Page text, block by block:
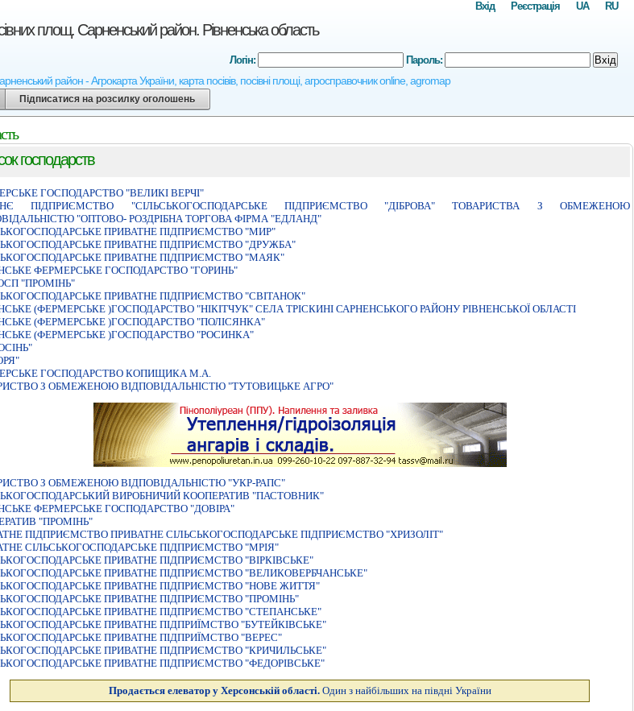
площ. Сарненський район. Рівненська область
район - Агрокарта України, карта посівів, посівні площі, агросправочник online, agromap
RU
UA
Реєстрація
Вхід
Логін: Пароль: Вхід
Підписатися на розсилку оголошень
господарств
ГОСПОДАРСТВО "ВЕЛИКI ВЕРЧI"
ПIДПРИЄМСТВО "СIЛЬСЬКОГОСПОДАРСЬКЕ ПIДПРИЄМСТВО "ДIБРОВА" ТОВАРИСТВА З ОБМЕЖЕНОЮ
"ОПТОВО- РОЗДРIБНА ТОРГОВА ФIРМА "ЕДЛАНД"
ПРИВАТНЕ ПIДПРИЄМСТВО "МИР"
ПРИВАТНЕ ПIДПРИЄМСТВО "ДРУЖБА"
ПРИВАТНЕ ПІДПРИЄМСТВО "МАЯК"
ФЕРМЕРСЬКЕ ГОСПОДАРСТВО "ГОРИНЬ"
"ПРОМIНЬ"
ПРИВАТНЕ ПIДПРИЄМСТВО "СВIТАНОК"
(ФЕРМЕРСЬКЕ )ГОСПОДАРСТВО "НIКIТЧУК" СЕЛА ТРIСКИНI САРНЕНСЬКОГО РАЙОНУ РIВНЕНСЬКОЇ ОБЛАСТI
(ФЕРМЕРСЬКЕ )ГОСПОДАРСТВО "ПОЛIСЯНКА"
(ФЕРМЕРСЬКЕ )ГОСПОДАРСТВО "РОСИНКА"
ГОСПОДАРСТВО КОПИЩИКА М.А.
З ОБМЕЖЕНОЮ ВIДПОВIДАЛЬНIСТЮ "ТУТОВИЦЬКЕ АГРО"
З ОБМЕЖЕНОЮ ВІДПОВІДАЛЬНІСТЮ "УКР-РАПС"
ВИРОБНИЧИЙ КООПЕРАТИВ "ПАСТОВНИК"
ФЕРМЕРСЬКЕ ГОСПОДАРСТВО "ДОВIРА"
"ПРОМIНЬ"
ПIДПРИЄМСТВО ПРИВАТНЕ СIЛЬСЬКОГОСПОДАРСЬКЕ ПIДПРИЄМСТВО "ХРИЗОЛIТ"
СIЛЬСЬКОГОСПОДАРСЬКЕ ПIДПРИЄМСТВО "МРIЯ"
ПРИВАТНЕ ПIДПРИЄМСТВО "ВIРКIВСЬКЕ"
ПРИВАТНЕ ПIДПРИЄМСТВО "ВЕЛИКОВЕРБЧАНСЬКЕ"
ПРИВАТНЕ ПIДПРИЄМСТВО "НОВЕ ЖИТТЯ"
ПРИВАТНЕ ПIДПРИЄМСТВО "ПРОМIНЬ"
ПРИВАТНЕ ПIДПРИЄМСТВО "СТЕПАНСЬКЕ"
ПРИВАТНЕ ПIДПРИЇМСТВО "БУТЕЙКIВСЬКЕ"
ПРИВАТНЕ ПIДПРИЇМСТВО "ВЕРЕС"
ПРИВАТНЕ ПІДПРИЄМСТВО "КРИЧИЛЬСЬКЕ"
ПРИВАТНЕ ПІДПРИЄМСТВО "ФЕДОРІВСЬКЕ"
Продається елеватор у Херсонській області. Один з найбільших на півдні України